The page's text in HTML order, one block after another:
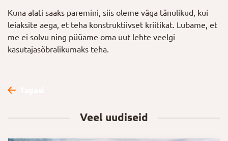
Kuna alati saaks paremini, siis oleme väga tänulikud, kui
leiaksite aega, et teha konstruktiivset kriitikat. Lubame, et
me ei solvu ning püüame oma uut lehte veelgi
kasutajasõbralikumaks teha.
Veel uudiseid